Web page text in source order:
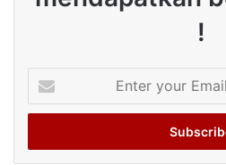
!
your
Email